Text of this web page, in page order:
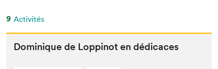
9 Activités
Dominique de Lop­pinot en dédicaces